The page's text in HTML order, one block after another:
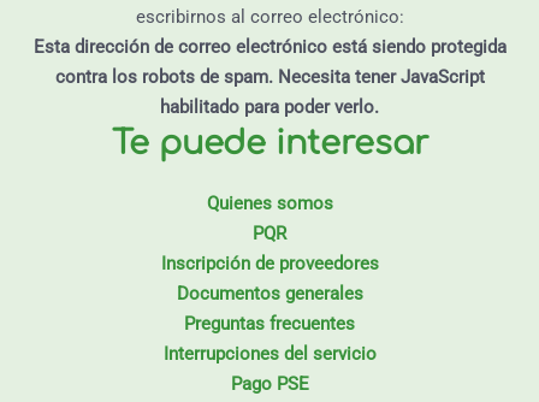
escribirnos al correo electrónico:
Esta dirección de correo electrónico está siendo protegida
contra los robots de spam. Necesita tener JavaScript
habilitado para poder verlo.
Te puede interesar
Quienes somos
PQR
Inscripción de proveedores
Documentos generales
Preguntas frecuentes
Interrupciones del servicio
Pago PSE